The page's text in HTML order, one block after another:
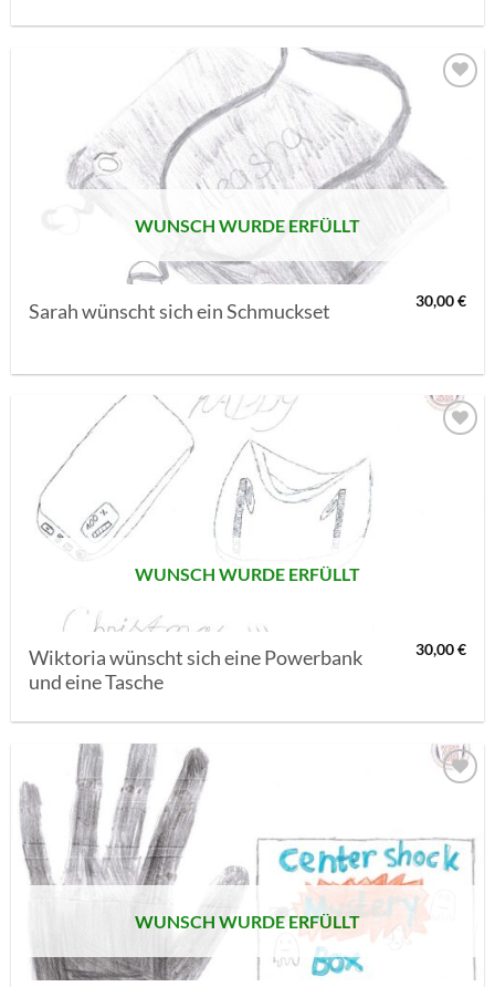
AUF MEINE
MERKLISTE
SETZEN
WUNSCH WURDE ERFÜLLT
Sarah wünscht sich ein Schmuckset 30,00€
WUNSCH WURDE ERFÜLLT
Wiktoria wünscht sich eine Powerbank
und eine Tasche
30,00€
SETZEN
WUNSCH WURDE ERFÜLLT